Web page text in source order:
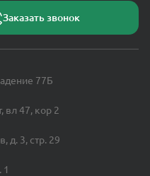
Заказать звонок
77Б
вл 47, кор 2
д. 3, стр. 29
1